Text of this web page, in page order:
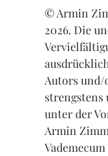
© Armin
2026. Die
Autors und/
strengstens
unter der
Armin